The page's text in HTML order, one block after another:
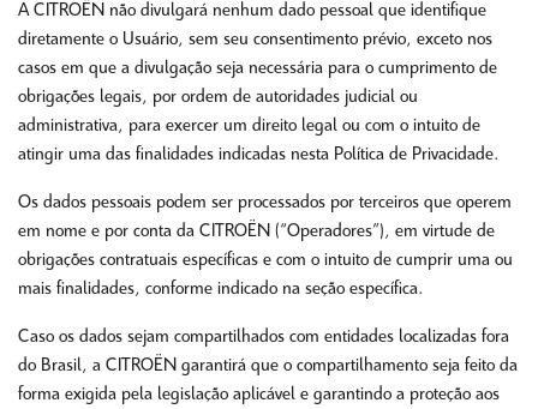
A CITROËN não divulgará nenhum dado pessoal que identifique
diretamente o Usuário, sem seu consentimento prévio, exceto nos
casos em que a divulgação seja necessária para o cumprimento de
obrigações legais, por ordem de autoridades judicial ou
administrativa, para exercer um direito legal ou com o intuito de
atingir uma das finalidades indicadas nesta Política de Privacidade.
Os dados pessoais podem ser processados por terceiros que operem
em nome e por conta da CITROËN (“Operadores”), em virtude de
obrigações contratuais específicas e com o intuito de cumprir uma ou
mais finalidades, conforme indicado na seção específica.
Caso os dados sejam compartilhados com entidades localizadas fora
do Brasil, a CITROËN garantirá que o compartilhamento seja feito da
forma exigida pela legislação aplicável e garantindo a proteção aos